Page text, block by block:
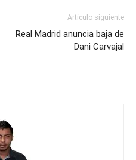
Artículo siguiente
Real Madrid anuncia baja de
Dani Carvajal